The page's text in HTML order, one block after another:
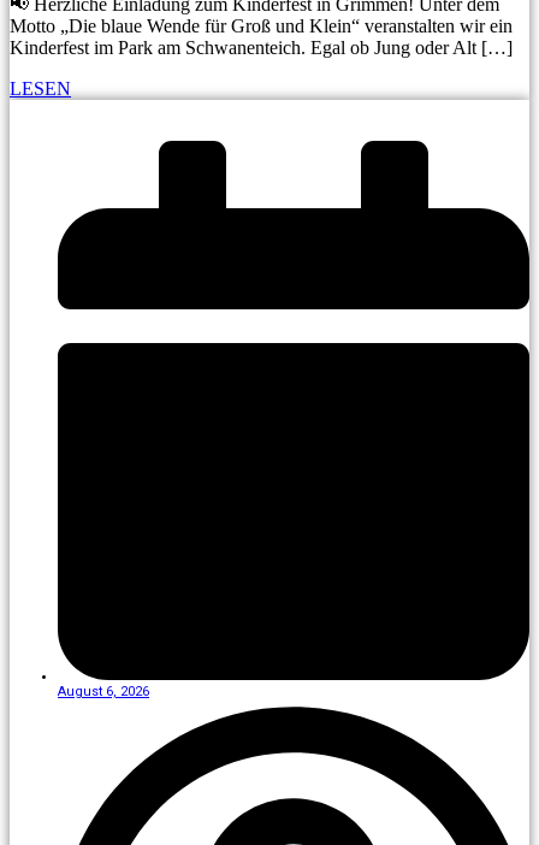
📢 Herzliche Einladung zum Kinderfest in Grimmen! Unter dem
Motto „Die blaue Wende für Groß und Klein“ veranstalten wir ein
Kinderfest im Park am Schwanenteich. Egal ob Jung oder Alt […]
LESEN
August 6, 2026